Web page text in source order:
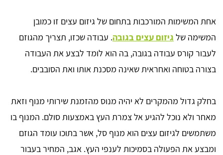
אחת המשימות המורכבות בתחום של גיזום עצים זו כמובן
המשימה של גיזום עצים בגובה. עבודה שכזו, תצריך מהגוזם
לעבור קורס עבודה בגובה, בה הוא לומד לבצע את העבודה
בצורה בטוחה ואחראית שאינה מסכנת אותו ואת הסובבים.
בחלק גדול מהמקרים לא יהיה מנוס מהזמנת שירותי מנוף וזאת
מאחר ולא נוכל להגיע אל צמרת העץ באמצעות סולם. המנוף בו
משתמשים לגיזום עצים הוא מנוף סל, אשר בתוכו עומד הגוזם
ומבצע את הפעולה בסמיכות לענפי העץ. אגב, המחיר בעבור